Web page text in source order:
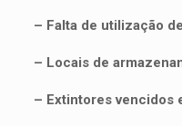
– Falta de utilização
– Locais de
– Extintores vencidos